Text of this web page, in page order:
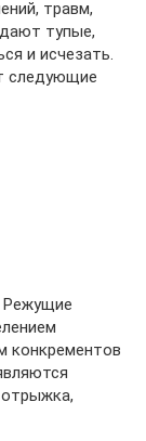
травм,
тупые,
и исчезать.
следующие
Режущие
конкрементов
отрыжка,